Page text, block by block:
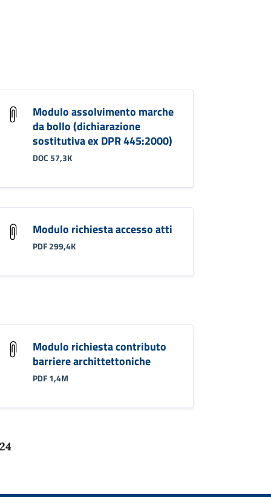
Modulo assolvimento marche
da bollo (dichiarazione
sostitutiva ex DPR 445:2000)
DOC 57,3K
Modulo richiesta accesso atti
PDF 299,4K
Modulo richiesta contributo
barriere archittettoniche
PDF 1,4M